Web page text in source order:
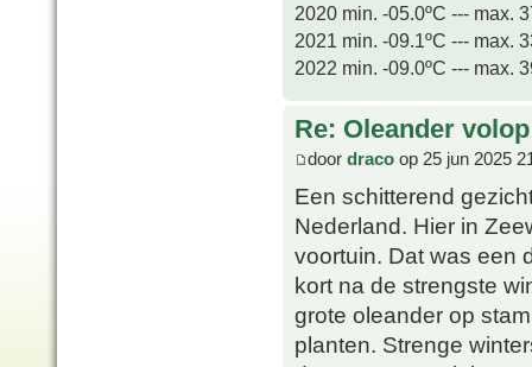
2020 min. -05.0ºC --- max.
2021 min. -09.1ºC --- max.
2022 min. -09.0ºC --- max.
Re: Oleander
door draco op 25 jun 2025
Een schitterend
Nederland. Hier in
voortuin. Dat was een
kort na de strengste
grote oleander op
planten. Strenge